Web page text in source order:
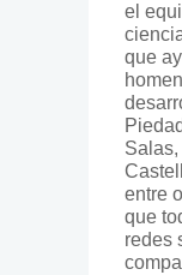
el
que
entre
que
redes